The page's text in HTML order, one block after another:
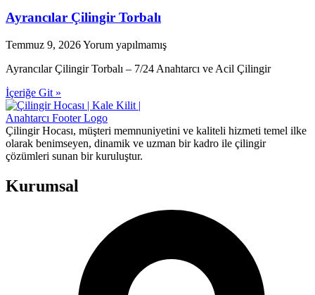
Ayrancılar Çilingir Torbalı
Temmuz 9, 2026Yorum yapılmamış
Ayrancılar Çilingir Torbalı – 7/24 Anahtarcı ve Acil Çilingir
İçeriğe Git »
Çilingir Hocası, müşteri memnuniyetini ve kaliteli hizmeti temel ilke
olarak benimseyen, dinamik ve uzman bir kadro ile çilingir
çözümleri sunan bir kuruluştur.
Kurumsal